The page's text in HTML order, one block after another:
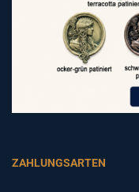
ZAHLUNGSARTEN